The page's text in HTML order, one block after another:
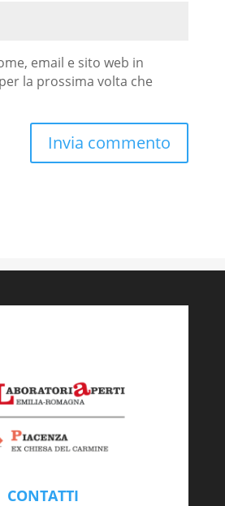
email e sito web in
la prossima volta che
CONTATTI